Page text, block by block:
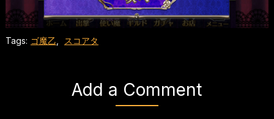
Tags: ゴ魔乙, スコアタ
Add a Comment